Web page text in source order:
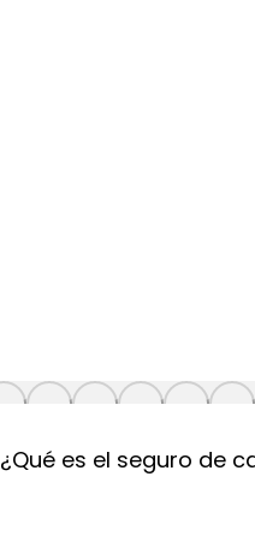
¿Qué es el seguro de